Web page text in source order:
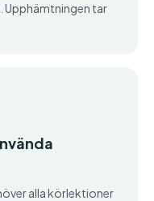
Upphämtningen tar
alla körlektioner